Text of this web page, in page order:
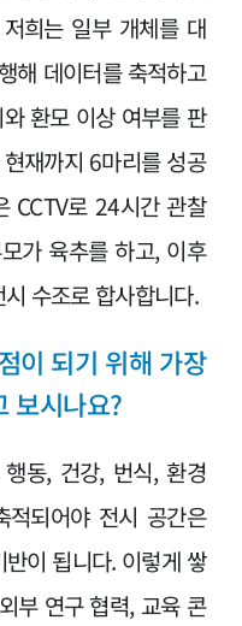
희는 일부 개체를 대
해 데이터를 축적하고
환모 이상 여부를 판
재까지 6마리를 성공
CCTV로 24시간 관찰
가 육추를 하고, 이후
수조로 합사합니다.
이 되기 위해 가장
보시나요?
동, 건강, 번식, 환경
되어야 전시 공간은
반이 됩니다. 이렇게 쌓
부 연구 협력, 교육 콘